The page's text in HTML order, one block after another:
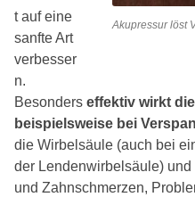
Akupressur löst
t auf eine
sanfte Art
verbesser
n.
Besonders effektiv wirkt
beispielsweise bei
die Wirbelsäule (auch bei
der Lendenwirbelsäule)
und Zahnschmerzen,